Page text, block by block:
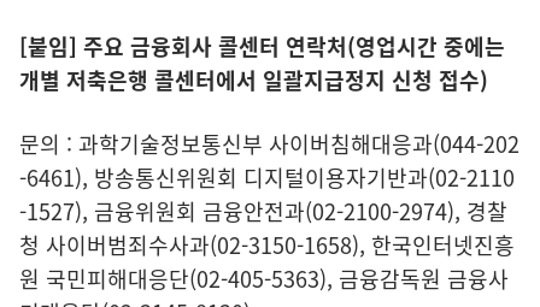
[붙임] 주요 금융회사 콜센터 연락처(영업시간 중에는
개별 저축은행 콜센터에서 일괄지급정지 신청 접수)
문의 : 과학기술정보통신부 사이버침해대응과(044-202
-6461), 방송통신위원회 디지털이용자기반과(02-2110
-1527), 금융위원회 금융안전과(02-2100-2974), 경찰
청 사이버범죄수사과(02-3150-1658), 한국인터넷진흥
원 국민피해대응단(02-405-5363), 금융감독원 금융사